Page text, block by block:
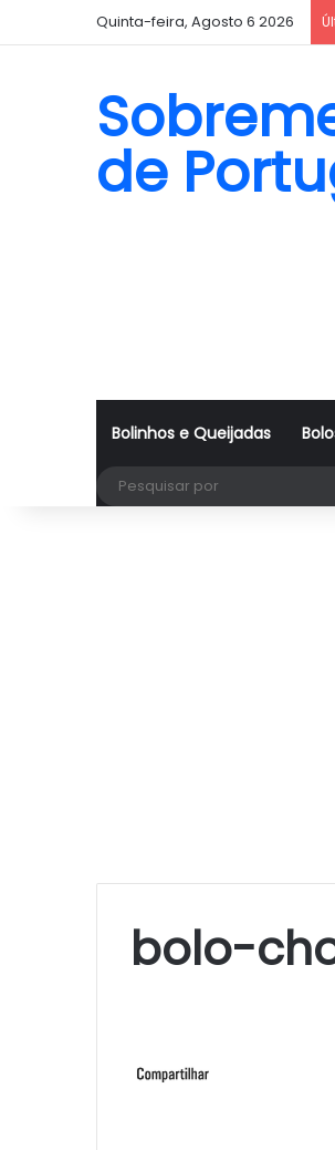
Quinta-feira, Agosto 6 2026
de
Bolinhos e Queijadas
bolo-